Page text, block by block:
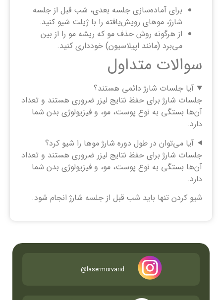
برای آماده‌سازی جلسه بعدی، شب قبل از جلسه
شارژ، موهای رویش‌یافته را با ژیلت شیو کنید.
از هرگونه روش حذف مو که ریشه مو را از بین
می‌برد (مانند اپیلاسیون) خودداری کنید.
سوالات متداول
آیا جلسات شارژ دائمی هستند؟
جلسات شارژ برای حفظ نتایج لیزر ضروری هستند و تعداد
آن‌ها بستگی به نوع پوست، مو، و فیزیولوژی بدن شما
دارد.
آیا می‌توان در طول دوره شارژ موها را شیو کرد؟
جلسات شارژ برای حفظ نتایج لیزر ضروری هستند و تعداد
آن‌ها بستگی به نوع پوست، مو، و فیزیولوژی بدن شما
دارد.
شیو کردن تنها باید شب قبل از جلسه شارژ انجام شود.
lasermorvarid@